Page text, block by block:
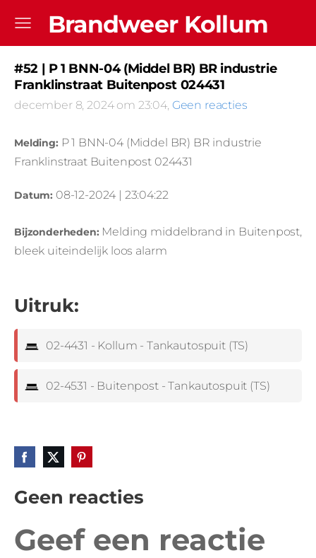
Brandweer Kollum
#52 | P 1 BNN-04 (Middel BR) BR industrie
Franklinstraat Buitenpost 024431
december 8, 2024 om 23:04, Geen reacties
Melding: P 1 BNN-04 (Middel BR) BR industrie
Franklinstraat Buitenpost 024431
Datum: 08-12-2024 | 23:04:22
Bijzonderheden: Melding middelbrand in Buitenpost,
bleek uiteindelijk loos alarm
Uitruk:
02-4431 - Kollum - Tankautospuit (TS)
02-4531 - Buitenpost - Tankautospuit (TS)
Geen reacties
Geef een reactie